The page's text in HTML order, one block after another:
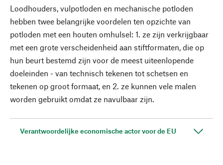
Loodhouders, vulpotloden en mechanische potloden
hebben twee belangrijke voordelen ten opzichte van
potloden met een houten omhulsel: 1. ze zijn verkrijgbaar
met een grote verscheidenheid aan stiftformaten, die op
hun beurt bestemd zijn voor de meest uiteenlopende
doeleinden - van technisch tekenen tot schetsen en
tekenen op groot formaat, en 2. ze kunnen vele malen
worden gebruikt omdat ze navulbaar zijn.
Verantwoordelijke economische actor voor de EU